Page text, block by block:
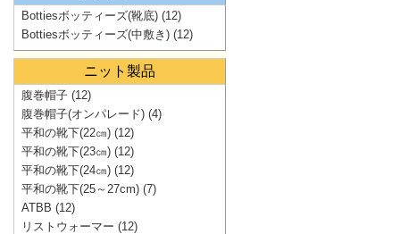
Bottiesボッティーズ(靴底) (12)
Bottiesボッティーズ(中敷き) (12)
ニット製品
腹巻帽子 (12)
腹巻帽子(オンパレード) (4)
平和の靴下(22㎝) (12)
平和の靴下(23㎝) (12)
平和の靴下(24㎝) (12)
平和の靴下(25～27cm) (7)
ATBB (12)
リストウォーマー (12)